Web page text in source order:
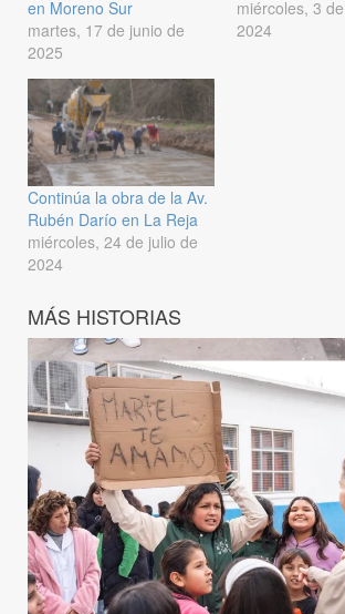
en Moreno Sur
martes, 17 de junio de
2025
miércoles, 3
2024
Continúa la obra de la Av.
Rubén Darío en La Reja
miércoles, 24 de julio de
2024
MÁS HISTORIAS